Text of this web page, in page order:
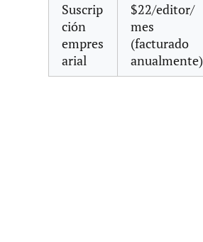
Suscrip
ción
empres
arial
$22/editor/
mes
(facturado
anualmente)